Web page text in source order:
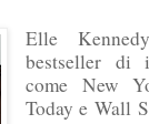
Elle
bestseller di
come New
Today e Wall